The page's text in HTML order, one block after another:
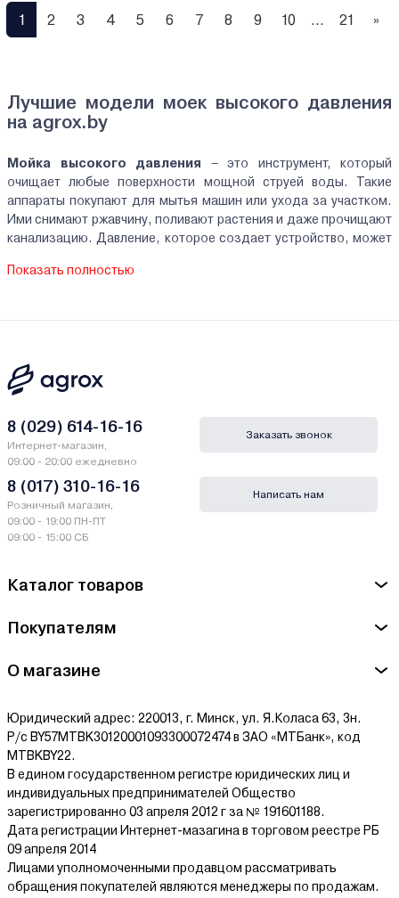
1 2 3 4 5 6 7 8 9 10 ... 21 »
Лучшие модели моек высокого давления
на agrox.by
Мойка высокого давления – это инструмент, который
очищает любые поверхности мощной струей воды. Такие
аппараты покупают для мытья машин или ухода за участком.
Ими снимают ржавчину, поливают растения и даже прочищают
канализацию. Давление, которое создает устройство, может
к рукоятке, а форсунка формирует струю.
разделить на бытовые и профессиональные. Если вам нужна
мойка высокого давления по доступной цене, обратите
внимание на бытовые модели. Они не рассчитаны на
многочасовую работу, мало весят, подают воду под
давлением не более 160 бар. Профессиональные аппараты
гораздо выносливее, они обладают хорошим ресурсом,
объемом потока и высоким давлением.
сети, насадками, емкостями бака, наличием подогрева и
доставкой
давления для автомобиля, профессиональные мойки
высокого давления, мойка высокого давления с забором
воды. На сайте можно оформить доставку в любой
населенный пункт Беларуси (в том числе и бесплатно) или
выбрать самовывоз. В ассортименте только оригинальная
строительная и садовая техника с гарантией производителя.
Принимаем оплату через интернет, а также банковскими
картами и наличными. Также предлагаем купить мойку
высокого давления в рассрочку и кредит.
Показать полностью
Каталог товаров
Покупателям
О магазине
Юридический адрес: 220013, г. Минск, ул. Я.Коласа 63, 3н.
Р/с BY57MTBK30120001093300072474 в ЗАО «МТБанк», код
MTBKBY22.
В едином государственном регистре юридических лиц и
индивидуальных предпринимателей Общество
зарегистрированно 03 апреля 2012 г за № 191601188.
Дата регистрации Интернет-мазагина в торговом реестре РБ
09 апреля 2014
Лицами уполномоченными продавцом рассматривать
обращения покупателей являются менеджеры по продажам.
8 (029) 614-16-16
Интернет-магазин,
09:00 - 20:00 ежедневно
8 (017) 310-16-16
Розничный магазин,
09:00 - 19:00 ПН-ПТ
09:00 - 15:00 СБ
Заказать звонок
Написать нам